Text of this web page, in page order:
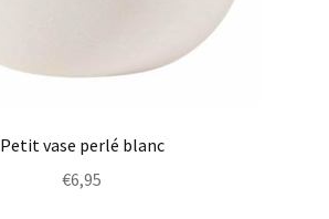
Petit vase perlé blanc
€6,95